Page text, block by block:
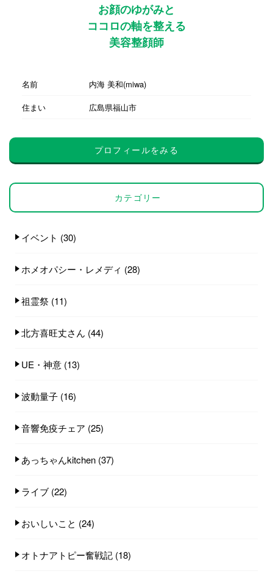
お顔のゆがみと
ココロの軸を整える
美容整顔師
名前
内海 美和(miwa)
住まい
広島県福山市
プロフィールをみる
カテゴリー
イベント (30)
ホメオパシー・レメディ (28)
祖霊祭 (11)
北方喜旺丈さん (44)
UE・神意 (13)
波動量子 (16)
音響免疫チェア (25)
あっちゃんkitchen (37)
ライブ (22)
おいしいこと (24)
オトナアトピー奮戦記 (18)